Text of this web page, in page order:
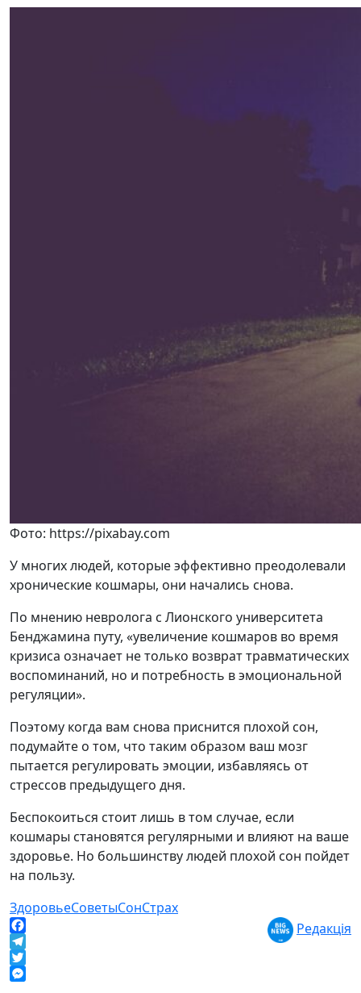
Фото: https://pixabay.com
У многих людей, которые эффективно преодолевали
хронические кошмары, они начались снова.
По мнению невролога с Лионского университета
Бенджамина путу, «увеличение кошмаров во время
кризиса означает не только возврат травматических
воспоминаний, но и потребность в эмоциональной
регуляции».
Поэтому когда вам снова приснится плохой сон,
подумайте о том, что таким образом ваш мозг
пытается регулировать эмоции, избавляясь от
стрессов предыдущего дня.
Беспокоиться стоит лишь в том случае, если
кошмары становятся регулярными и влияют на ваше
здоровье. Но большинству людей плохой сон пойдет
на пользу.
ЗдоровьеСоветыСонСтрах
Facebook
Telegram
Twitter
Редакція